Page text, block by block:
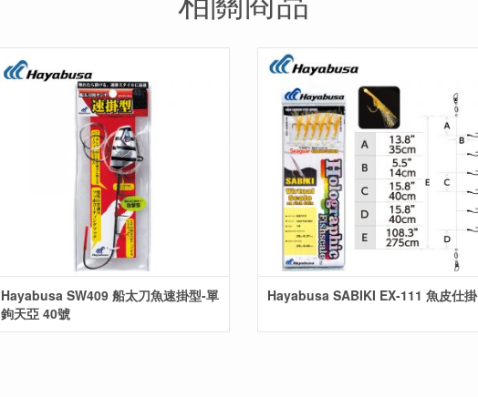
Hayabusa SW409 船太刀魚速掛型-單
鉤天亞 40號
Hayabusa SABIKI EX-111 魚皮仕掛